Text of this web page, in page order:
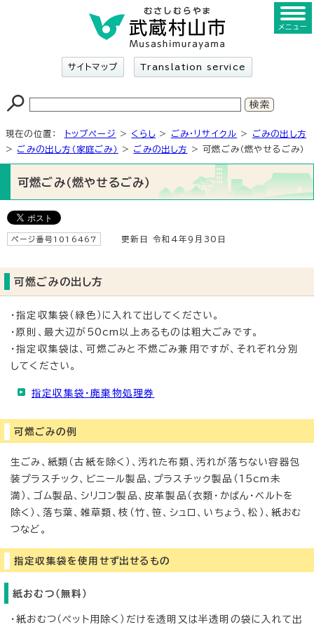
サイトマップ Translation service
メニュー
現在の位置： トップページ > くらし > ごみ・リサイクル > ごみの出し方
> ごみの出し方（家庭ごみ） > ごみの出し方 > 可燃ごみ（燃やせるごみ）
可燃ごみ（燃やせるごみ）
ページ番号1016467 更新日 令和4年9月30日
可燃ごみの出し方
・指定収集袋（緑色）に入れて出してください。
・原則、最大辺が50cm以上あるものは粗大ごみです。
・指定収集袋は、可燃ごみと不燃ごみ兼用ですが、それぞれ分別
してください。
指定収集袋・廃棄物処理券
可燃ごみの例
生ごみ、紙類（古紙を除く）、汚れた布類、汚れが落ちない容器包
装プラスチック、ビニール製品、プラスチック製品（15cm未
満）、ゴム製品、シリコン製品、皮革製品（衣類・かばん・ベルトを
除く）、落ち葉、雑草類、枝（竹、笹、シュロ、いちょう、松）、紙おむ
つなど。
指定収集袋を使用せず出せるもの
紙おむつ（無料）
・紙おむつ（ペット用除く）だけを透明又は半透明の袋に入れて出